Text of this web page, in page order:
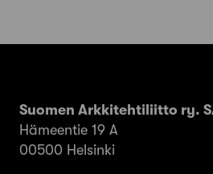
Suomen Arkkitehtiliitto ry.
Hämeentie 19 A
00500 Helsinki